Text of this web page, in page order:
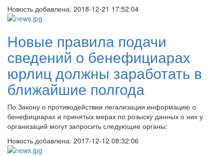
Новость добавлена: 2018-12-21 17:52:04
Новые правила подачи
сведений о бенефициарах
юрлиц должны заработать в
ближайшие полгода
По Закону о противодействии легализации информацию о
бенефициарах и принятых мерах по розыску данных о них у
организаций могут запросить следующие органы:
Новость добавлена: 2017-12-12 08:32:06